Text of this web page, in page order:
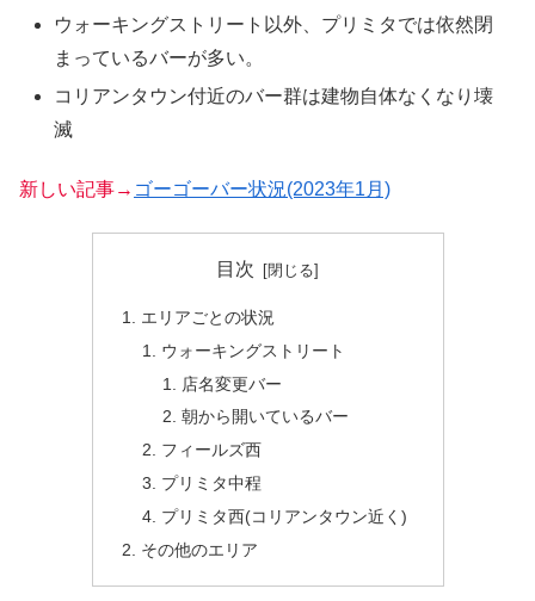
ウォーキングストリート以外、プリミタでは依然閉
まっているバーが多い。
コリアンタウン付近のバー群は建物自体なくなり壊
滅
新しい記事→ ゴーゴーバー状況(2023年1月)
目次
エリアごとの状況
ウォーキングストリート
店名変更バー
朝から開いているバー
フィールズ西
プリミタ中程
プリミタ西(コリアンタウン近く)
その他のエリア